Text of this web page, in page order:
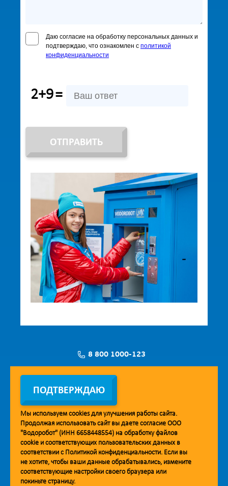
Даю согласие на обработку персональных данных и
подтверждаю, что ознакомлен с политикой
конфиденциальности
2+9=
ОТПРАВИТЬ
8 800 1000-123
Заявка на установку
Мобильное приложение Vodorobot
ПОДТВЕРЖДАЮ
Мы используем cookiesдля улучшения работы сайта.
Продолжая использовать сайт вы даете согласие ООО
"Водоробот" (ИНН 6658448554) на обработку файлов
cookie и соответствующих пользовательских данных в
соответствии с Политикой конфиденциальности. Если вы
не хотите, чтобы ваши данные обрабатывались, измените
соответствующие настройки своего браузера или
покиньте страницу.